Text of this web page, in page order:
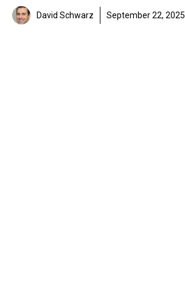
David Schwarz September 22, 2025